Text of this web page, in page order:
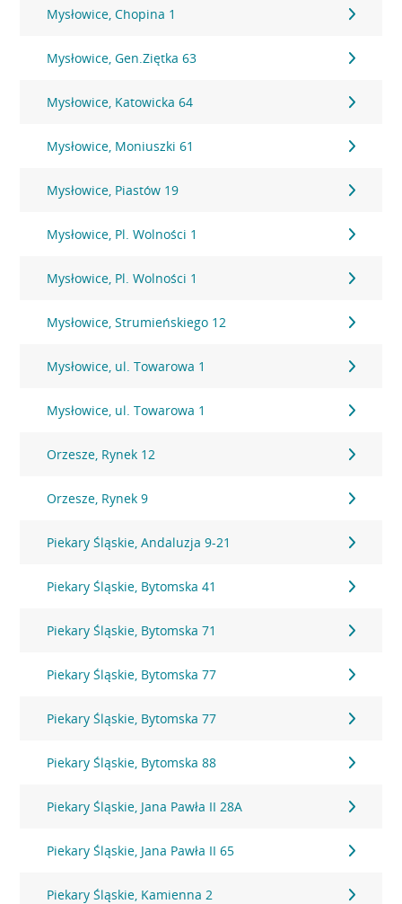
Mysłowice, Chopina 1
Mysłowice, Gen.Ziętka 63
Mysłowice, Katowicka 64
Mysłowice, Moniuszki 61
Mysłowice, Piastów 19
Mysłowice, Pl. Wolności 1
Mysłowice, Pl. Wolności 1
Mysłowice, Strumieńskiego 12
Mysłowice, ul. Towarowa 1
Mysłowice, ul. Towarowa 1
Orzesze, Rynek 12
Orzesze, Rynek 9
Piekary Śląskie, Andaluzja 9-21
Piekary Śląskie, Bytomska 41
Piekary Śląskie, Bytomska 71
Piekary Śląskie, Bytomska 77
Piekary Śląskie, Bytomska 77
Piekary Śląskie, Bytomska 88
Piekary Śląskie, Jana Pawła II 28A
Piekary Śląskie, Jana Pawła II 65
Piekary Śląskie, Kamienna 2